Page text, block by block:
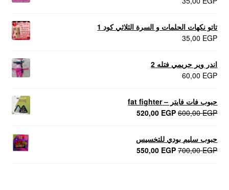
تاتو نكهات الحلمات و السرة الثلاثي كود 1
35,00 EGP
اندر وير حريمي فتله 2
60,00 EGP
حبوب فات فايتر – fat fighter
600,00EGP
السعر
600,00 EGP.
520,00 EGP
السعر
520,00 EGP.
حبوب سليم بودي للتخسيس
700,00EGP
السعر550,00 EGP
السعر